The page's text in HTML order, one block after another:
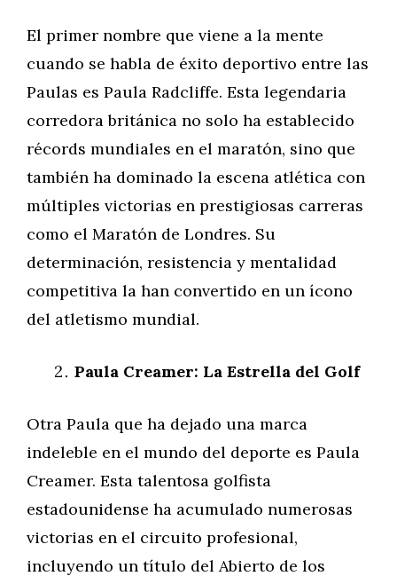
El primer nombre que viene a la mente
cuando se habla de éxito deportivo entre las
Paulas es Paula Radcliffe. Esta legendaria
corredora británica no solo ha establecido
récords mundiales en el maratón, sino que
también ha dominado la escena atlética con
múltiples victorias en prestigiosas carreras
como el Maratón de Londres. Su
determinación, resistencia y mentalidad
competitiva la han convertido en un ícono
del atletismo mundial.
Paula Creamer: La Estrella del Golf
Otra Paula que ha dejado una marca
indeleble en el mundo del deporte es Paula
Creamer. Esta talentosa golfista
estadounidense ha acumulado numerosas
victorias en el circuito profesional,
incluyendo un título del Abierto de los